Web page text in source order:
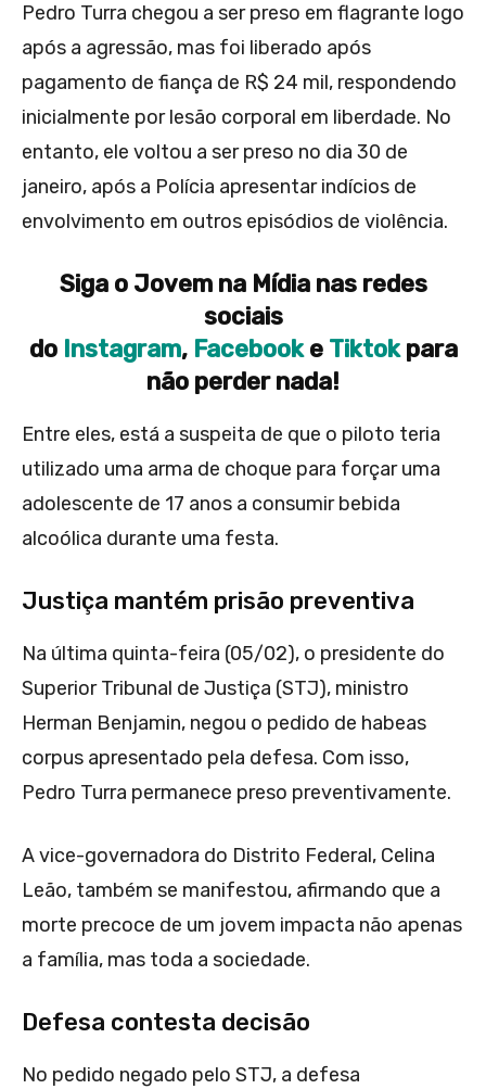
Pedro Turra chegou a ser preso em flagrante logo
após a agressão, mas foi liberado após
pagamento de fiança de R$ 24 mil, respondendo
inicialmente por lesão corporal em liberdade. No
entanto, ele voltou a ser preso no dia 30 de
janeiro, após a Polícia apresentar indícios de
envolvimento em outros episódios de violência.
Siga o Jovem na Mídia nas redes
sociais
do Instagram, Facebooke Tiktokpara
não perder nada!
Entre eles, está a suspeita de que o piloto teria
utilizado uma arma de choque para forçar uma
adolescente de 17 anos a consumir bebida
alcoólica durante uma festa.
Justiça mantém prisão preventiva
Na última quinta-feira (05/02), o presidente do
Superior Tribunal de Justiça (STJ), ministro
Herman Benjamin, negou o pedido de habeas
corpus apresentado pela defesa. Com isso,
Pedro Turra permanece preso preventivamente.
A vice-governadora do Distrito Federal, Celina
Leão, também se manifestou, afirmando que a
morte precoce de um jovem impacta não apenas
a família, mas toda a sociedade.
Defesa contesta decisão
No pedido negado pelo STJ, a defesa